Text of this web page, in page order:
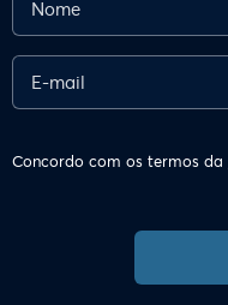
Concordo com os termos da